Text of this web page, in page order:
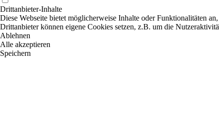
Drittanbieter-Inhalte
Diese Webseite bietet möglicherweise Inhalte oder Funktionalitäten
Drittanbieter können eigene Cookies setzen, z.B. um die
Ablehnen
Alle akzeptieren
Speichern